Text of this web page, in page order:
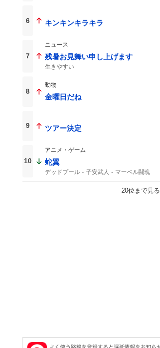
6 キンキンキラキラ
7
ニュース
残暑お見舞い申し上げます
生きやすい
8
動物
金曜日だね
9 ツアー決定
10
アニメ・ゲーム
蛇翼
デッドプール 子安武人 マーベル闘魂
20位まで見る